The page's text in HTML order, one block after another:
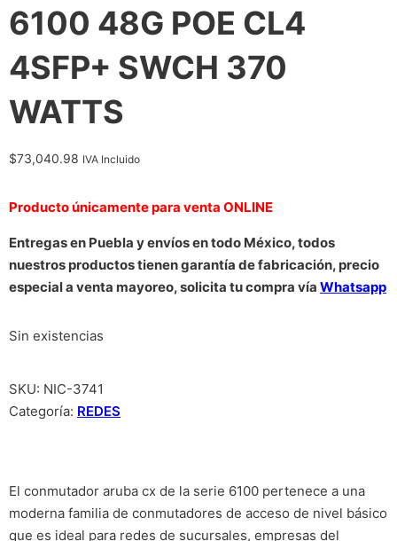
6100 48G POE CL4
4SFP+ SWCH 370
WATTS
$73,040.98 IVA Incluido
Producto únicamente para venta ONLINE
Entregas en Puebla y envíos en todo México, todos
nuestros productos tienen garantía de fabricación, precio
especial a venta mayoreo, solicita tu compra vía Whatsapp
Sin existencias
SKU: NIC-3741
Categoría: REDES
El conmutador aruba cx de la serie 6100 pertenece a una
moderna familia de conmutadores de acceso de nivel básico
que es ideal para redes de sucursales, empresas del